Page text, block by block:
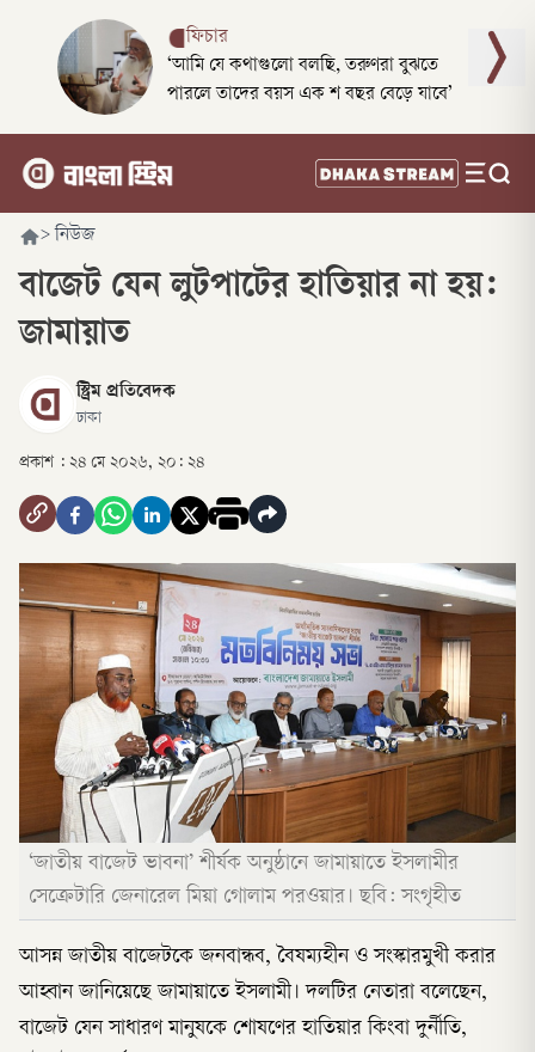
ফিচার
‘আমি যে কথাগুলো বলছি, তরুণরা বুঝতে
পারলে তাদের বয়স এক শ বছর বেড়ে যাবে’
> নিউজ
বাজেট যেন লুটপাটের হাতিয়ার না হয়:
জামায়াত
স্ট্রিম প্রতিবেদক
ঢাকা
প্রকাশ : ২৪ মে ২০২৬, ২০: ২৪
‘জাতীয় বাজেট ভাবনা’ শীর্ষক অনুষ্ঠানে জামায়াতে ইসলামীর
সেক্রেটারি জেনারেল মিয়া গোলাম পরওয়ার। ছবি: সংগৃহীত
আসন্ন জাতীয় বাজেটকে জনবান্ধব, বৈষম্যহীন ও সংস্কারমুখী করার
আহ্বান জানিয়েছে জামায়াতে ইসলামী। দলটির নেতারা বলেছেন,
বাজেট যেন সাধারণ মানুষকে শোষণের হাতিয়ার কিংবা দুর্নীতি,